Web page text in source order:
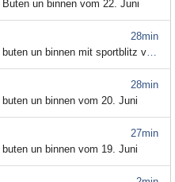
Buten un binnen vom 22. Juni
28min
buten un binnen mit sportblitz vom 21. Juni
28min
buten un binnen vom 20. Juni
27min
buten un binnen vom 19. Juni